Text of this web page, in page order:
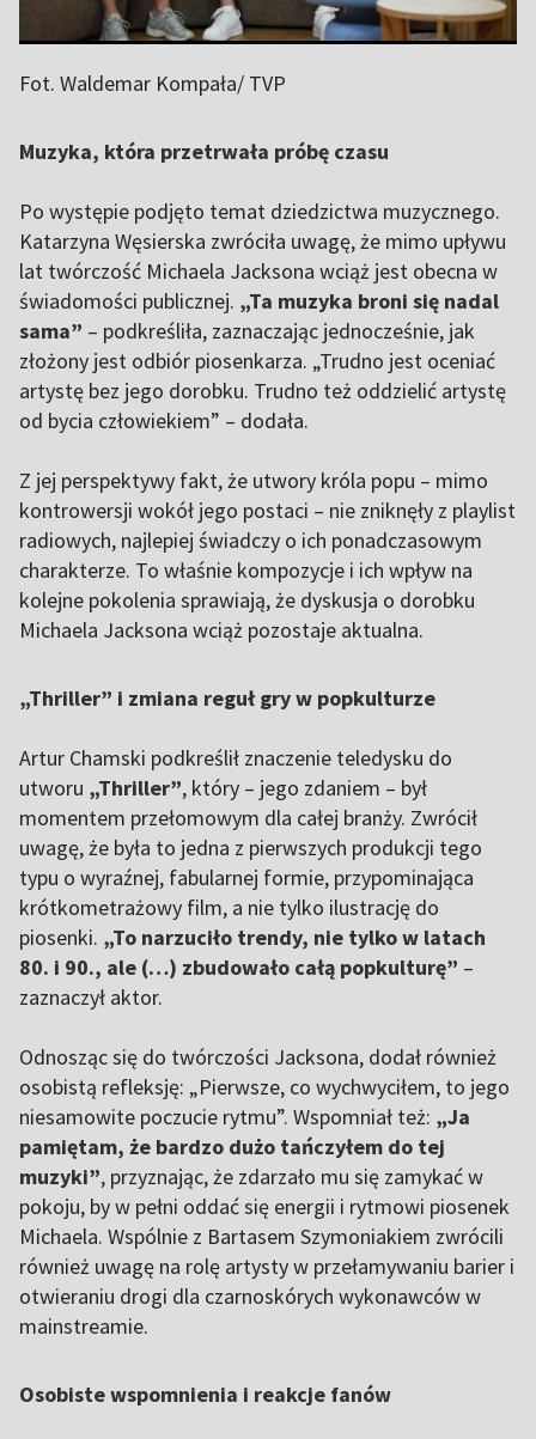
Fot. Waldemar Kompała/ TVP
Muzyka, która przetrwała próbę czasu
Po występie podjęto temat dziedzictwa muzycznego.
Katarzyna Węsierska zwróciła uwagę, że mimo upływu
lat twórczość Michaela Jacksona wciąż jest obecna w
świadomości publicznej. „Ta muzyka broni się nadal
sama” – podkreśliła, zaznaczając jednocześnie, jak
złożony jest odbiór piosenkarza. „Trudno jest oceniać
artystę bez jego dorobku. Trudno też oddzielić artystę
od bycia człowiekiem” – dodała.
Z jej perspektywy fakt, że utwory króla popu – mimo
kontrowersji wokół jego postaci – nie zniknęły z playlist
radiowych, najlepiej świadczy o ich ponadczasowym
charakterze. To właśnie kompozycje i ich wpływ na
kolejne pokolenia sprawiają, że dyskusja o dorobku
Michaela Jacksona wciąż pozostaje aktualna.
„Thriller” i zmiana reguł gry w popkulturze
Artur Chamski podkreślił znaczenie teledysku do
utworu „Thriller”, który – jego zdaniem – był
momentem przełomowym dla całej branży. Zwrócił
uwagę, że była to jedna z pierwszych produkcji tego
typu o wyraźnej, fabularnej formie, przypominająca
krótkometrażowy film, a nie tylko ilustrację do
piosenki. „To narzuciło trendy, nie tylko w latach
80. i 90., ale (…) zbudowało całą popkulturę” –
zaznaczył aktor.
Odnosząc się do twórczości Jacksona, dodał również
osobistą refleksję: „Pierwsze, co wychwyciłem, to jego
niesamowite poczucie rytmu”. Wspomniał też: „Ja
pamiętam, że bardzo dużo tańczyłem do tej
muzyki”, przyznając, że zdarzało mu się zamykać w
pokoju, by w pełni oddać się energii i rytmowi piosenek
Michaela. Wspólnie z Bartasem Szymoniakiem zwrócili
również uwagę na rolę artysty w przełamywaniu barier i
otwieraniu drogi dla czarnoskórych wykonawców w
mainstreamie.
Osobiste wspomnienia i reakcje fanów